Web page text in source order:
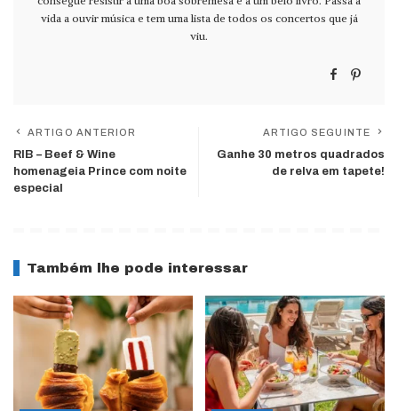
vida a ouvir música e tem uma lista de todos os concertos que já
viu.
ARTIGO ANTERIOR
RIB – Beef & Wine
homenageia Prince com noite
especial
ARTIGO SEGUINTE
Ganhe 30 metros quadrados
de relva em tapete!
Também lhe pode interessar